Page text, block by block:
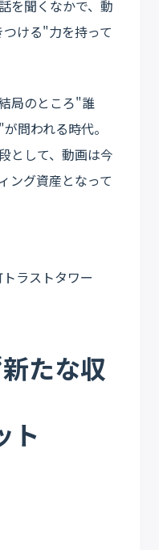
を聞くなかで、動
ける"力を持って
局のところ"誰
問われる時代。
として、動画は今
ング資産となって
ラストタワー
たな収
ト